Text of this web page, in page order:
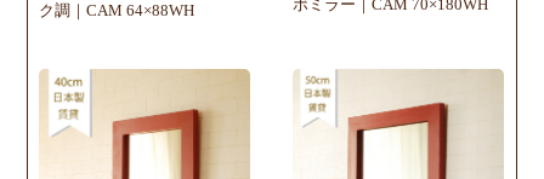
ク調｜CAM 64×88WH
ボミラー｜CAM 70×180WH